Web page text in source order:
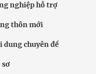
nghiệp hỗ trợ
thôn mới
dung chuyên đề
sơ